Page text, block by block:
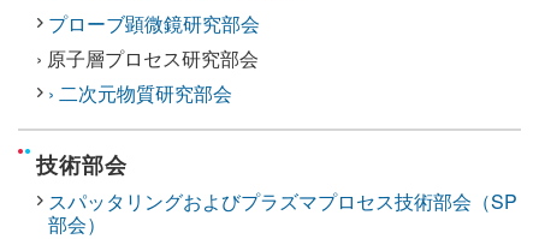
プローブ顕微鏡研究部会
› 原子層プロセス研究部会
› 二次元物質研究部会
技術部会
スパッタリングおよびプラズマプロセス技術部会（SP
部会）